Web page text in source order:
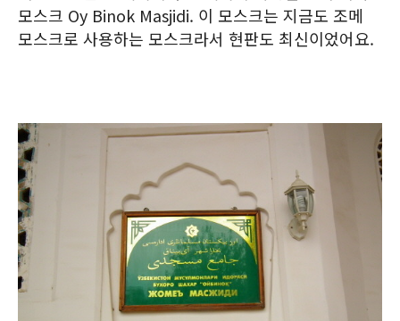
모스크 Oy Binok Masjidi. 이 모스크는 지금도 조메
모스크로 사용하는 모스크라서 현판도 최신이었어요.